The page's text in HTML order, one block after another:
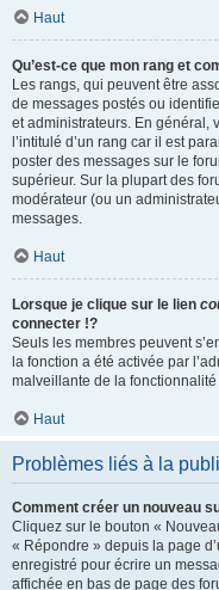
Haut
Qu’est-ce que mon rang et
Les rangs, qui peuvent être
de messages postés ou
et administrateurs. En général,
l’intitulé d’un rang car il est
poster des messages sur le
supérieur. Sur la plupart des
modérateur (ou un
messages.
Haut
Lorsque je clique sur le lien
connecter !?
Seuls les membres peuvent
la fonction a été activée par
malveillante de la
Haut
Problèmes liés à la
Comment créer un nouveau
Cliquez sur le bouton «
« Répondre » depuis la page
enregistré pour écrire un
affichée en bas de page des